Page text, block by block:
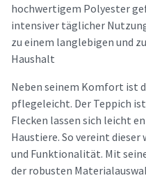
hochwertigem Polyester
intensiver täglicher
zu einem langlebigen und
Haushalt
Neben seinem Komfort ist
pflegeleicht. Der Teppich
Flecken lassen sich leicht
Haustiere. So vereint
und Funktionalität. Mit
der robusten